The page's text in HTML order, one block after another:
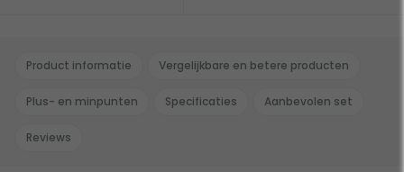
Product informatie Vergelijkbare en betere producten
Plus- en minpunten Specificaties Aanbevolen set
Reviews